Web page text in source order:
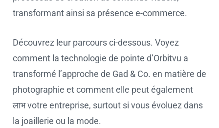
transformant ainsi sa présence e-commerce.
Découvrez leur parcours ci-dessous. Voyez
comment la technologie de pointe d’Orbitvu a
transformé l’approche de Gad & Co. en matière de
photographie et comment elle peut également
लाभ votre entreprise, surtout si vous évoluez dans
la joaillerie ou la mode.